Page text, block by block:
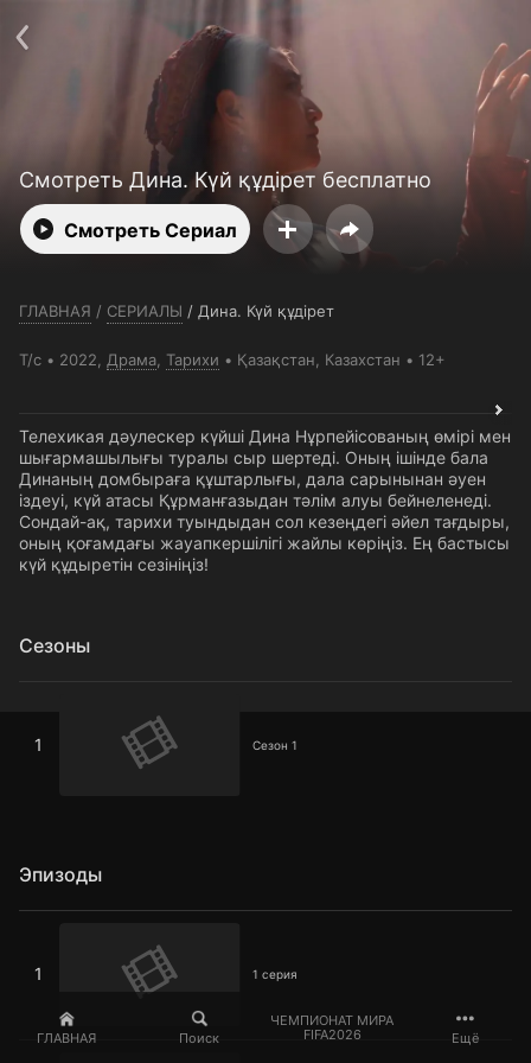
ГЛАВНАЯ Поиск
ЧЕМПИОНАТ МИРА
FIFA2026
Ещё
Смотреть Дина. Күй құдірет бесплатно
Смотреть Сериал
ГЛАВНАЯ / СЕРИАЛЫ / Дина. Күй құдірет
Т/с 2022, Драма Тарихи Қазақстан , Казахстан 12+
Телехикая дәулескер күйші Дина Нұрпейісованың өмірі мен
шығармашылығы туралы сыр шертеді. Оның ішінде бала
Динаның домбыраға құштарлығы, дала сарынынан әуен
іздеуі, күй атасы Құрманғазыдан тәлім алуы бейнеленеді.
Сондай-ақ, тарихи туындыдан сол кезеңдегі әйел тағдыры,
оның қоғамдағы жауапкершілігі жайлы көріңіз. Ең бастысы
күй құдыретін сезініңіз!
Сезоны
1 Сезон 1
Эпизоды
1 1 серия
2 серия
Пользовательское соглашение
Политика конфиденциальности
Открыть приложение
Ввести промокод